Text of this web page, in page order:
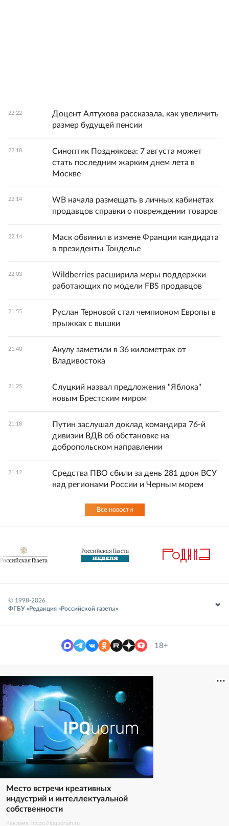
22:22
Доцент Алтухова рассказала, как увеличить
размер будущей пенсии
22:18
Синоптик Позднякова: 7 августа может
стать последним жарким днем лета в
Москве
22:14
WB начала размещать в личных кабинетах
продавцов справки о повреждении товаров
22:14
Маск обвинил в измене Франции кандидата
в президенты Тонделье
22:03
Wildberries расширила меры поддержки
работающих по модели FBS продавцов
21:55
Руслан Терновой стал чемпионом Европы в
прыжках с вышки
21:40
Акулу заметили в 36 километрах от
Владивостока
21:25
Слуцкий назвал предложения "Яблока"
новым Брестским миром
21:18
Путин заслушал доклад командира 76-й
дивизии ВДВ об обстановке на
добропольском направлении
21:12
Средства ПВО сбили за день 281 дрон ВСУ
над регионами России и Черным морем
Все новости
© 1998-2026
ФГБУ «Редакция «Российской газеты»
18+
Место встречи креативных
индустрий и интеллектуальной
собственности
Реклама. https://ipquorum.ru